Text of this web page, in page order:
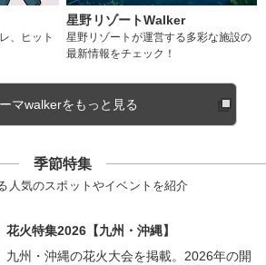
、ヒット
星野リゾートWalker
星野リゾートが運営する多彩な施設の
最新情報をチェック！
マwalkerをもっと見る
季節特集
人気のスポットやイベントを紹介
花火特集2026【九州・沖縄】
九州・沖縄の花火大会を掲載。2026年の開